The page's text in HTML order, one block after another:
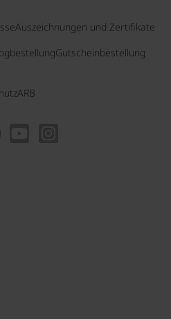
Auszeichnungen und Zertifikate
Gutscheinbestellung
ARB